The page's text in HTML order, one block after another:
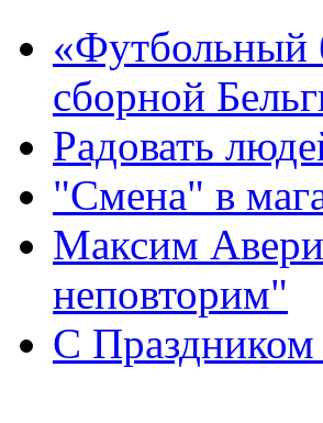
«Футбольный
сборной
Радовать
"Смена" в
Максим
неповторим"
С Праздником